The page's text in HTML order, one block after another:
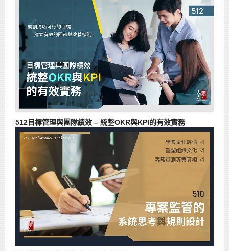
512目標管理與團隊績效 – 統整OKR與KPI的有效實務